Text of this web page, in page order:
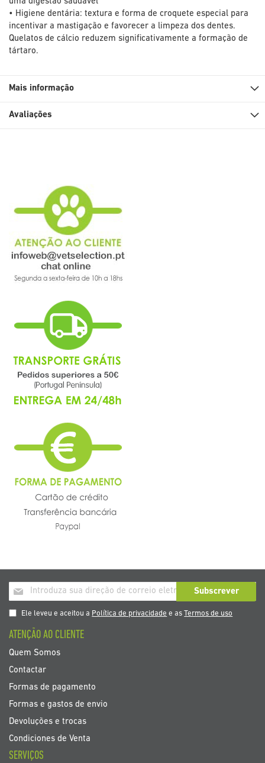
• Higiene dentária: textura e forma de croquete especial para
incentivar a mastigação e favorecer a limpeza dos dentes.
Quelatos de cálcio reduzem significativamente a formação de
tártaro.
Mais informação
Avaliações
Inscrição
a
nosso
de
noticias
Subscrever
Ele leveu e aceitou a Política de privacidade e as Termos de uso
ATENÇÃO AO CLIENTE
Quem Somos
Contactar
Formas de pagamento
Formas e gastos de envio
Devoluções e trocas
Condiciones de Venta
SERVIÇOS